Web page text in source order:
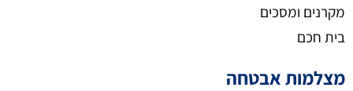
מקרנים ומסכים
בית חכם
מצלמות אבטחה